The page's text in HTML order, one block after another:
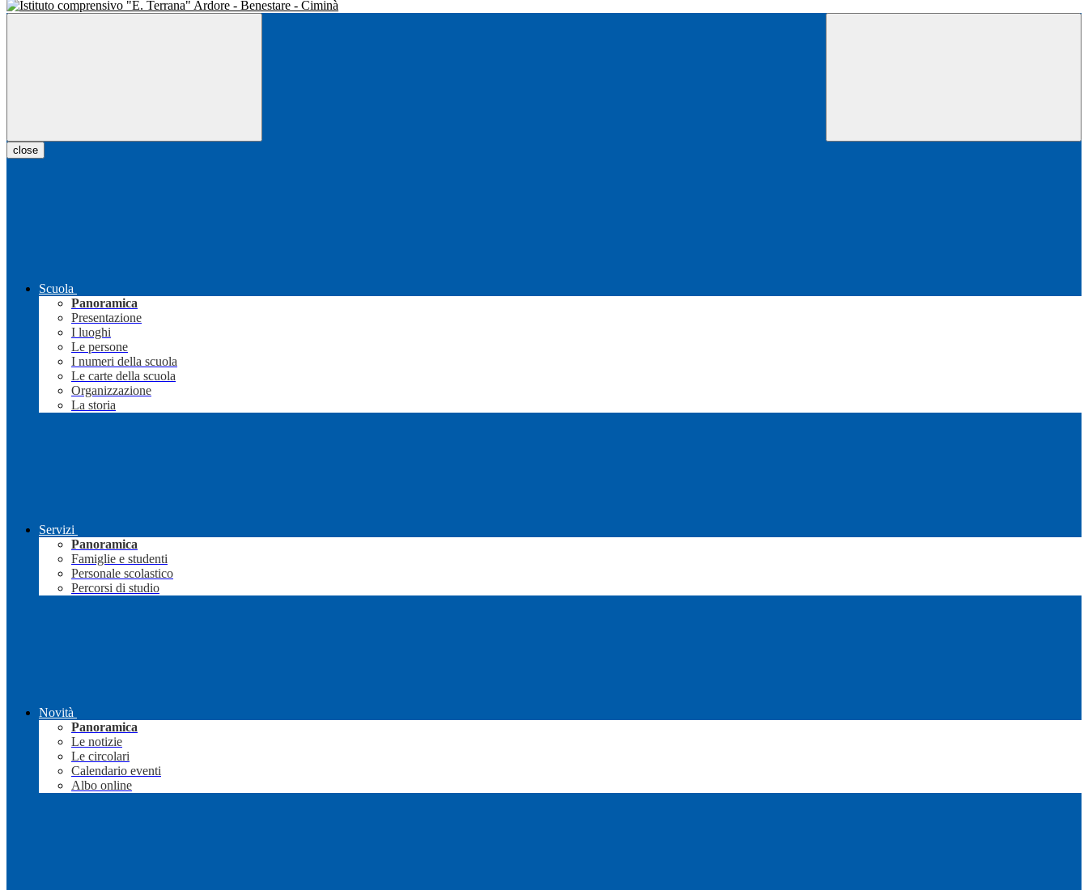
close
Scuola
Panoramica
Presentazione
I luoghi
Le persone
I numeri della scuola
Le carte della scuola
Organizzazione
La storia
Servizi
Panoramica
Famiglie e studenti
Personale scolastico
Percorsi di studio
Novità
Panoramica
Le notizie
Le circolari
Calendario eventi
Albo online